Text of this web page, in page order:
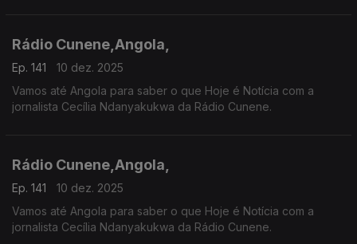
Rádio Cunene,Angola,
Ep. 141
10 dez. 2025
Vamos até Angola para saber o que Hoje é Notícia com a
jornalista Cecília Ndanyakukwa da Rádio Cunene.
Rádio Cunene,Angola,
Ep. 141
10 dez. 2025
Vamos até Angola para saber o que Hoje é Notícia com a
jornalista Cecília Ndanyakukwa da Rádio Cunene.